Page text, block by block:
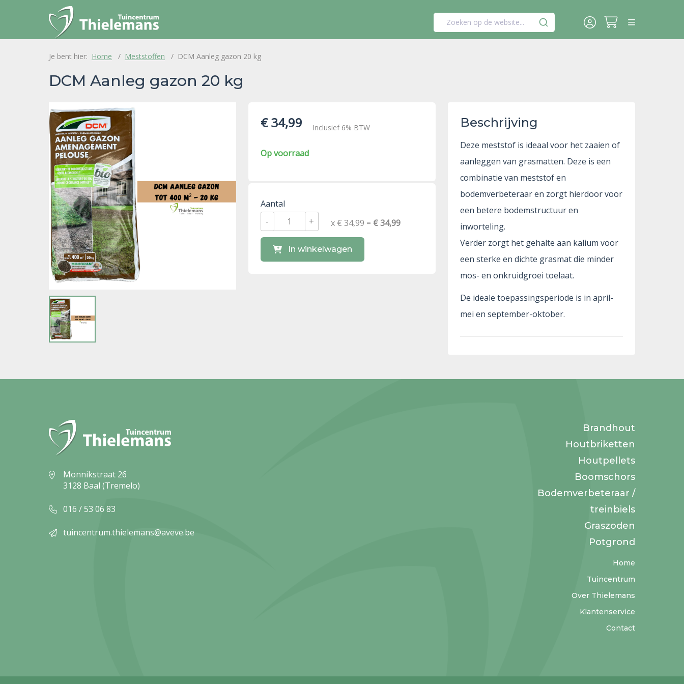
Zoeken op de website...
Home Meststoffen DCM Aanleg gazon 20 kg
DCM Aanleg gazon 20 kg
€ 34,99 Inclusief 6% BTW
Op voorraad
Aantal
-
+ x € 34,99 = € 34,99
In winkelwagen
Beschrijving
Deze meststof is ideaal voor het zaaien of
aanleggen van grasmatten. Deze is een
combinatie van meststof en
bodemverbeteraar en zorgt hierdoor voor
een betere bodemstructuur en
inworteling.
Verder zorgt het gehalte aan kalium voor
een sterke en dichte grasmat die minder
mos- en onkruidgroei toelaat.
De ideale toepassingsperiode is in april-
mei en september-oktober.
Monnikstraat 26
3128 Baal (Tremelo)
016 / 53 06 83
tuincentrum.thielemans@aveve.be
Brandhout
Houtbriketten
Houtpellets
Boomschors
Bodemverbeteraar /
treinbiels
Graszoden
Potgrond
Home
Tuincentrum
Over Thielemans
Klantenservice
Contact